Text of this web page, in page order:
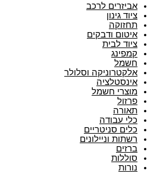
אביזרים לרכב
ציוד גינון
תחזוקה
איטום ודבקים
ציוד לבית
קמפינג
חשמל
אלקטרוניקה וסלולר
אינסטלציה
מוצרי חשמל
פרזול
תאורה
כלי עבודה
כלים סניטריים
רשתות וניילונים
ברזים
סוללות
נורות